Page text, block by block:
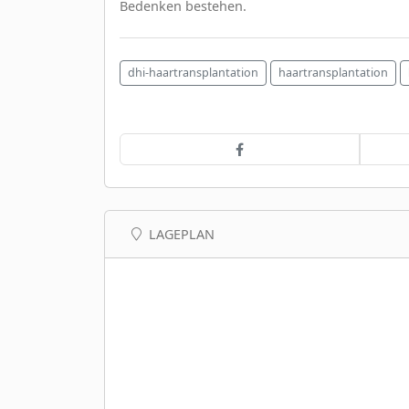
Bedenken bestehen.
dhi-haartransplantation haartransplantation
LAGEPLAN